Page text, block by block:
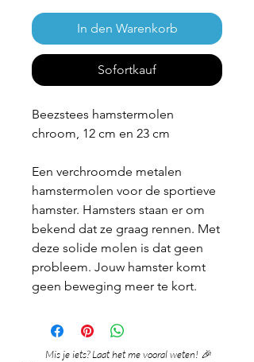
In den Warenkorb
Sofortkauf
Beezstees hamstermolen
chroom, 12 cm en 23 cm
Een verchroomde metalen
hamstermolen voor de sportieve
hamster. Hamsters staan er om
bekend dat ze graag rennen. Met
deze solide molen is dat geen
probleem. Jouw hamster komt
geen beweging meer te kort.
Mis je iets? Laat het me vooral weten! 🎉